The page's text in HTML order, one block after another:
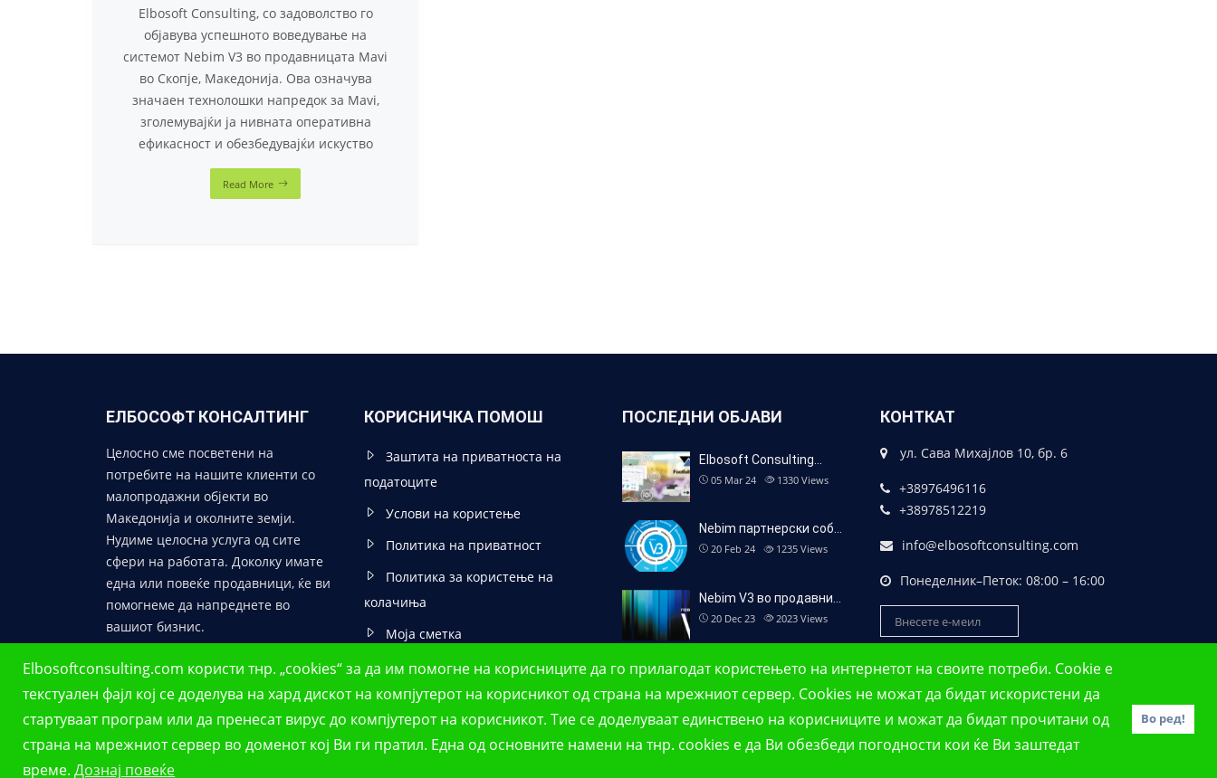
Elbosoftconsulting.com користи тнр. „cookies“ за да им помогне на корисниците да го прилагодат користењето на интернетот на своите потреби. Cookie е
текстуален фајл кој се доделува на хард дискот на компјутерот на корисникот од страна на мрежниот сервер. Cookies не можат да бидат искористени да
стартуваат програм или да пренесат вирус до компјутерот на корисникот. Тие се доделуваат единствено на корисниците и можат да бидат прочитани од
страна на мрежниот сервер во доменот кој Ви ги пратил. Една од основните намени на тнр. сookies е да Ви обезбеди погодности кои ќе Ви заштедат
време.Дознај повеќе
Во ред!
Elbosoft Consulting, со задоволство го
објавува успешното воведување на
системот Nebim V3 во продавницата Mavi
во Скопје, Македонија. Ова означува
значаен технолошки напредок за Mavi,
зголемувајќи ја нивната оперативна
ефикасност и обезбедувајќи искуство
Read More
ЕЛБОСОФТ КОНСАЛТИНГ
Целосно сме посветени на
потребите на нашите клиенти со
малопродажни објекти во
Македонија и околните земји.
Нудиме целосна услуга од сите
сфери на работата. Доколку имате
една или повеќе продавници, ќе ви
помогнеме да напреднете во
вашиот бизнис.
КОРИСНИЧКА ПОМОШ
Заштита на приватноста на
податоците
Услови на користење
Политика на приватност
Политика за користење на
колачиња
Моја сметка
ПОСЛЕДНИ ОБЈАВИ
Elbosoft Consulting…
05 Mar 24 1330 Views
Nebim партнерски соб…
20 Feb 24 1235 Views
Nebim V3 во продавни…
20 Dec 23 2023 Views
КОНТКАТ
ул. Сава Михајлов 10, бр. 6
+38976496116
+38978512219
info@elbosoftconsulting.com
Понеделник–Петок: 08:00 – 16:00
Авторски права ©Елбософт консалтинг | Сите права задржани.